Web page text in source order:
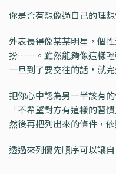
你是否有想像過自己的理
外表長得像某某明星，個
扮……。雖然能夠像這樣輕
一旦到了要交往的話，就
把你心中認為另一半該有
「不希望對方有這樣的習
然後再把列出來的條件，
透過來列優先順序可以讓